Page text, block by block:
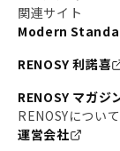
関連サイト
Modern
RENOSY 利諾喜
RENOSY マガジ
RENOSYについて
運営会社